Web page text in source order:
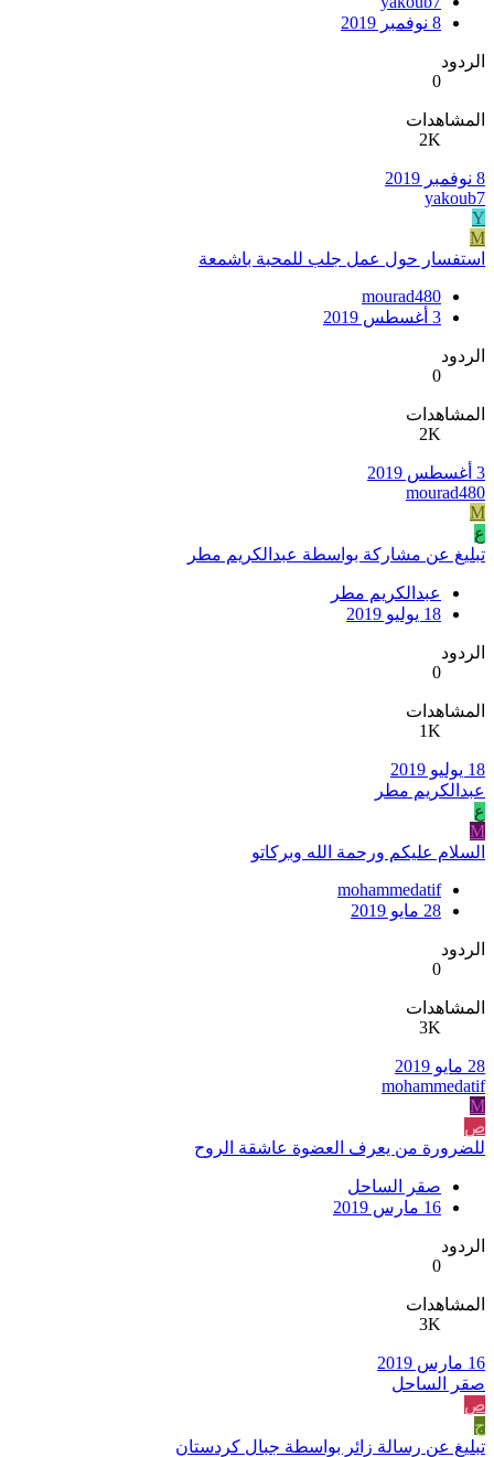
8 نوفمبر 2019
الردود
0
المشاهدات
2K
8 نوفمبر 2019
yakoub7
Y
M
استفسار حول عمل جلب للمحبة باشمعة
mourad480
3 أغسطس 2019
الردود
0
المشاهدات
2K
3 أغسطس 2019
mourad480
M
ع
تبليغ عن مشاركة بواسطة عبدالكريم مطر
عبدالكريم مطر
18 يوليو 2019
الردود
0
المشاهدات
1K
18 يوليو 2019
عبدالكريم مطر
ع
M
السلام عليكم ورحمة الله وبركاتو
mohammedatif
28 مايو 2019
الردود
0
المشاهدات
3K
28 مايو 2019
mohammedatif
M
ص
للضرورة من يعرف العضوة عاشقة الروح
صقر الساحل
16 مارس 2019
الردود
0
المشاهدات
3K
16 مارس 2019
صقر الساحل
ص
ج
تبليغ عن رسالة زائر بواسطة جبال كردستان